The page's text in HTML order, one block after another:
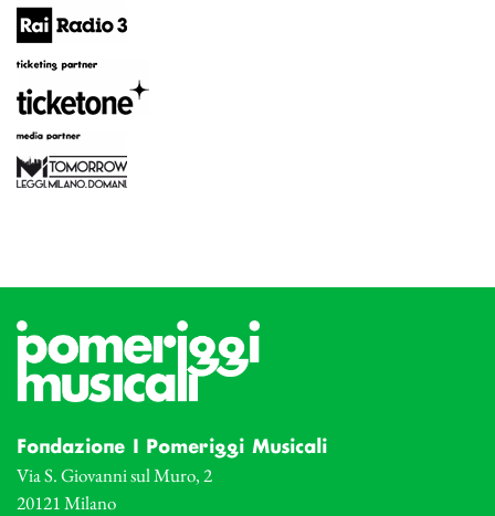
Fondazione I Pomeriggi Musicali
Via S. Giovanni sul Muro, 2
20121 Milano